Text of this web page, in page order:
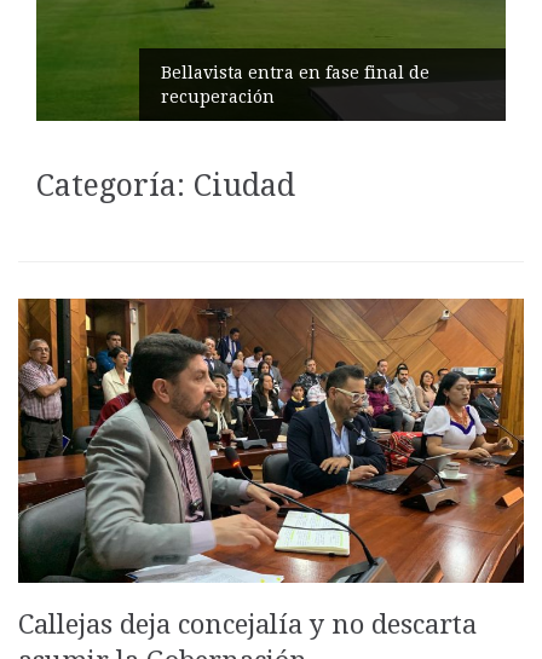
Impulsan turismo comunitario en
Pilahuín
Categoría: Ciudad
Callejas deja concejalía y no descarta